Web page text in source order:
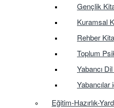
Gençlik
Kuramsal
Rehber
Toplum
Yabancı
Eğitim-Hazırlık-